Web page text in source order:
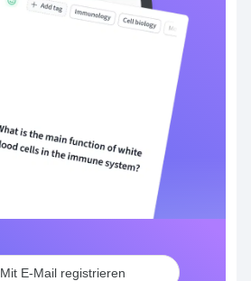
Mit E-Mail registrieren